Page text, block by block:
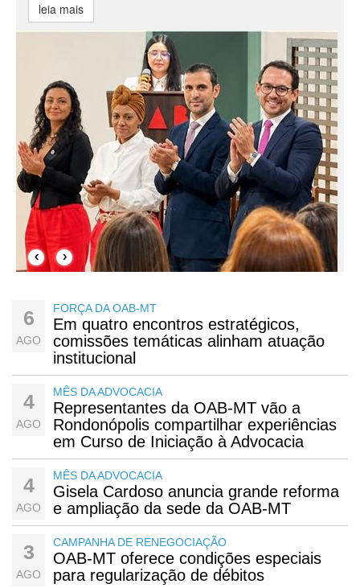
leia mais
‹ ›
6
AGO
FORÇA DA OAB-MT
Em quatro encontros estratégicos,
comissões temáticas alinham atuação
institucional
4
AGO
MÊS DA ADVOCACIA
Representantes da OAB-MT vão a
Rondonópolis compartilhar experiências
em Curso de Iniciação à Advocacia
4
AGO
MÊS DA ADVOCACIA
Gisela Cardoso anuncia grande reforma
e ampliação da sede da OAB-MT
3
AGO
CAMPANHA DE RENEGOCIAÇÃO
OAB-MT oferece condições especiais
para regularização de débitos